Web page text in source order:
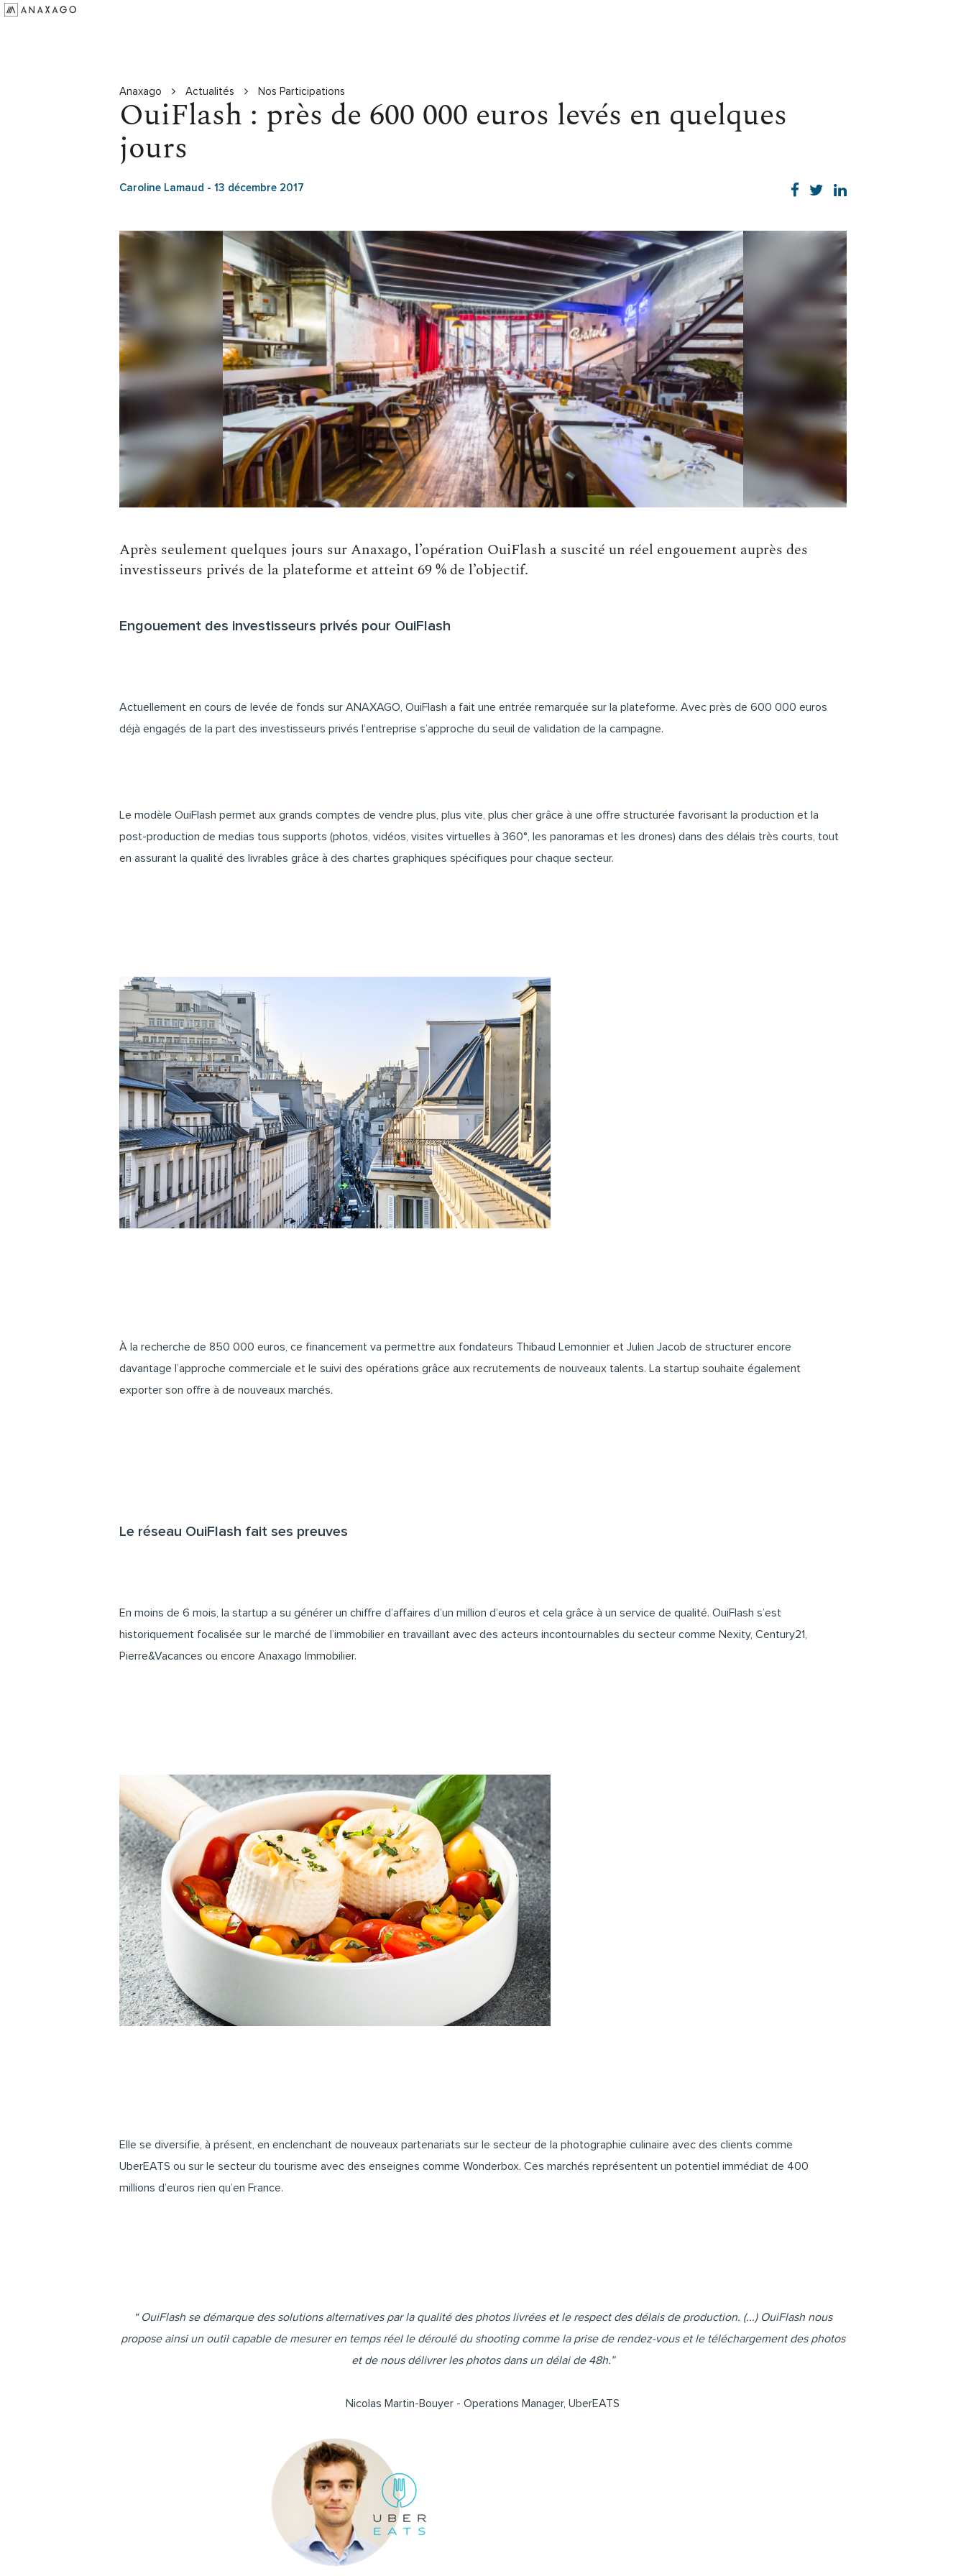
Anaxago Actualités Nos Participations
OuiFlash : près de 600 000 euros levés en quelques
jours
Caroline Lamaud -13 décembre 2017
Après seulement quelques jours sur Anaxago, l’opération OuiFlash a suscité un réel engouement auprès des
investisseurs privés de la plateforme et atteint 69 % de l’objectif.
Engouement des investisseurs privés pour OuiFlash
Actuellement en cours de levée de fonds surANAXAGO,OuiFlash a fait une entrée remarquée sur la plateforme. Avec près de 600 000 euros
déjà engagés de la part des investisseurs privés l’entreprise s’approche du seuil de validation de la campagne.
Le modèle OuiFlash permet aux grands comptes de vendre plus, plus vite, plus cher grâce à une offre structurée favorisant la production et la
post-production de medias tous supports (photos, vidéos, visites virtuelles à 360°, les panoramas et les drones) dans des délais très courts, tout
en assurant la qualité des livrables grâce à des chartes graphiques spécifiques pour chaque secteur.
À la recherche de 850 000 euros, ce financement va permettre aux fondateurs Thibaud Lemonnier etJulien Jacob de structurer encore
davantage l’approche commerciale et le suivi des opérations grâce aux recrutements de nouveaux talents. La startup souhaite également
exporter son offre à de nouveaux marchés.
Le réseau OuiFlash fait ses preuves
En moins de 6 mois, la startup a su générer un chiffre d’affaires d’un million d’euros et cela grâce à un service de qualité. OuiFlash s’est
historiquement focalisée sur le marché de l’immobilier en travaillant avec des acteurs incontournables du secteur commeNexity,Century21,
Pierre&Vacances ou encoreAnaxago Immobilier.
Elle se diversifie, à présent, en enclenchant de nouveaux partenariats sur le secteur de la photographie culinaire avec des clients comme
UberEATS ou sur le secteur du tourisme avec des enseignes commeWonderbox. Ces marchés représentent un potentiel immédiat de 400
millions d’euros rien qu’en France.
“ OuiFlash se démarque des solutions alternatives par la qualité des photos livrées et le respect des délais de production. (...) OuiFlash nous
propose ainsi un outil capable de mesurer en temps réel le déroulé du shooting comme la prise de rendez-vous et le téléchargement des photos
et de nous délivrer les photos dans un délai de 48h.”
Nicolas Martin-Bouyer - Operations Manager, UberEATS